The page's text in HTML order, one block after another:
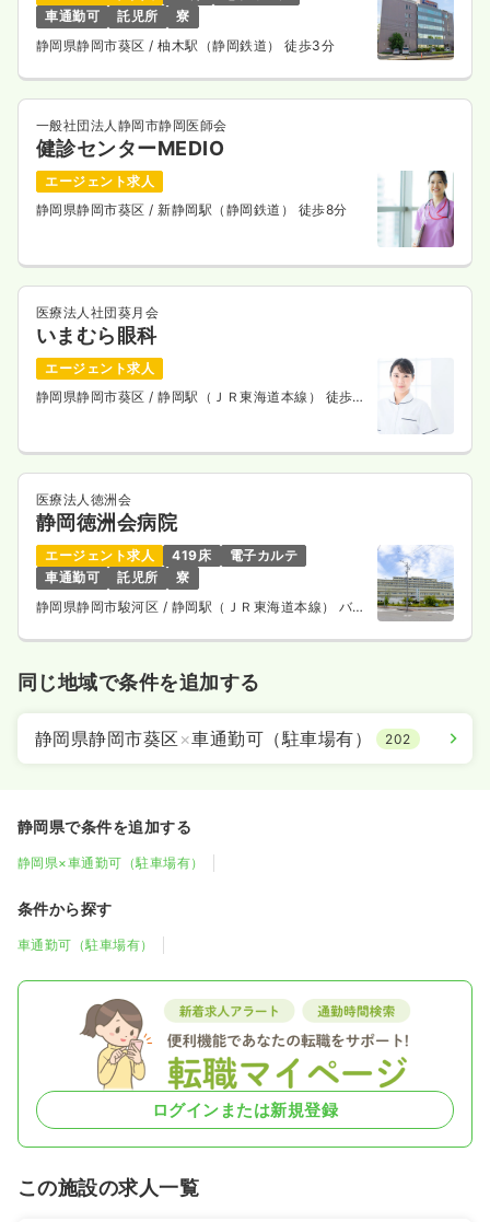
車通勤可
託児所
寮
静岡県静岡市葵区 / 柚木駅（静岡鉄道） 徒歩3分
一般社団法人静岡市静岡医師会
健診センターMEDIO
エージェント求人
静岡県静岡市葵区/ 新静岡駅（静岡鉄道） 徒歩8分
医療法人社団葵月会
いまむら眼科
エージェント求人
静岡県静岡市葵区/ 静岡駅（ＪＲ東海道本線） 徒歩9
医療法人徳洲会
静岡徳洲会病院
エージェント求人 419床
電子カルテ
車通勤可
託児所
寮
静岡県静岡市駿河区 / 静岡駅（ＪＲ東海道本線） バス
同じ地域で条件を追加する
静岡県静岡市葵区 ×車通勤可（駐車場有） 202
静岡県で条件を追加する
静岡県×車通勤可（駐車場有）
条件から探す
車通勤可（駐車場有）
ログインまたは新規登録
この施設の求人一覧